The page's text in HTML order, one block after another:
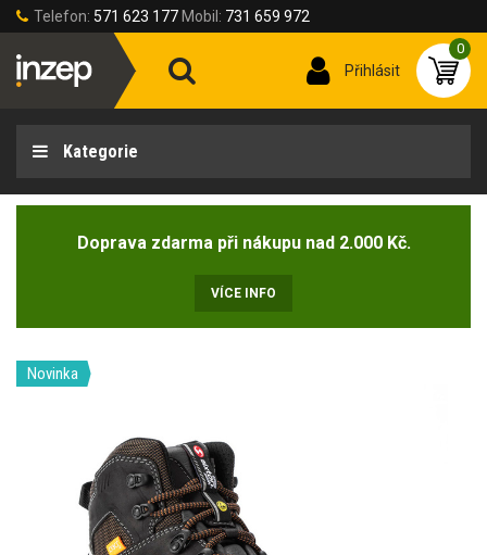
Telefon: 571 623 177 Mobil: 731 659 972
Přihlásit
0
Kategorie
Doprava zdarma při nákupu nad 2.000 Kč.
VÍCE INFO
Novinka